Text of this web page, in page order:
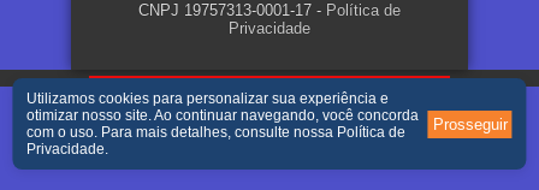
CNPJ 19757313-0001-17 - Política de
Privacidade
Utilizamos cookies para personalizar sua experiência e
otimizar nosso site. Ao continuar navegando, você concorda
com o uso. Para mais detalhes, consulte nossa Política de
Privacidade.
Prosseguir